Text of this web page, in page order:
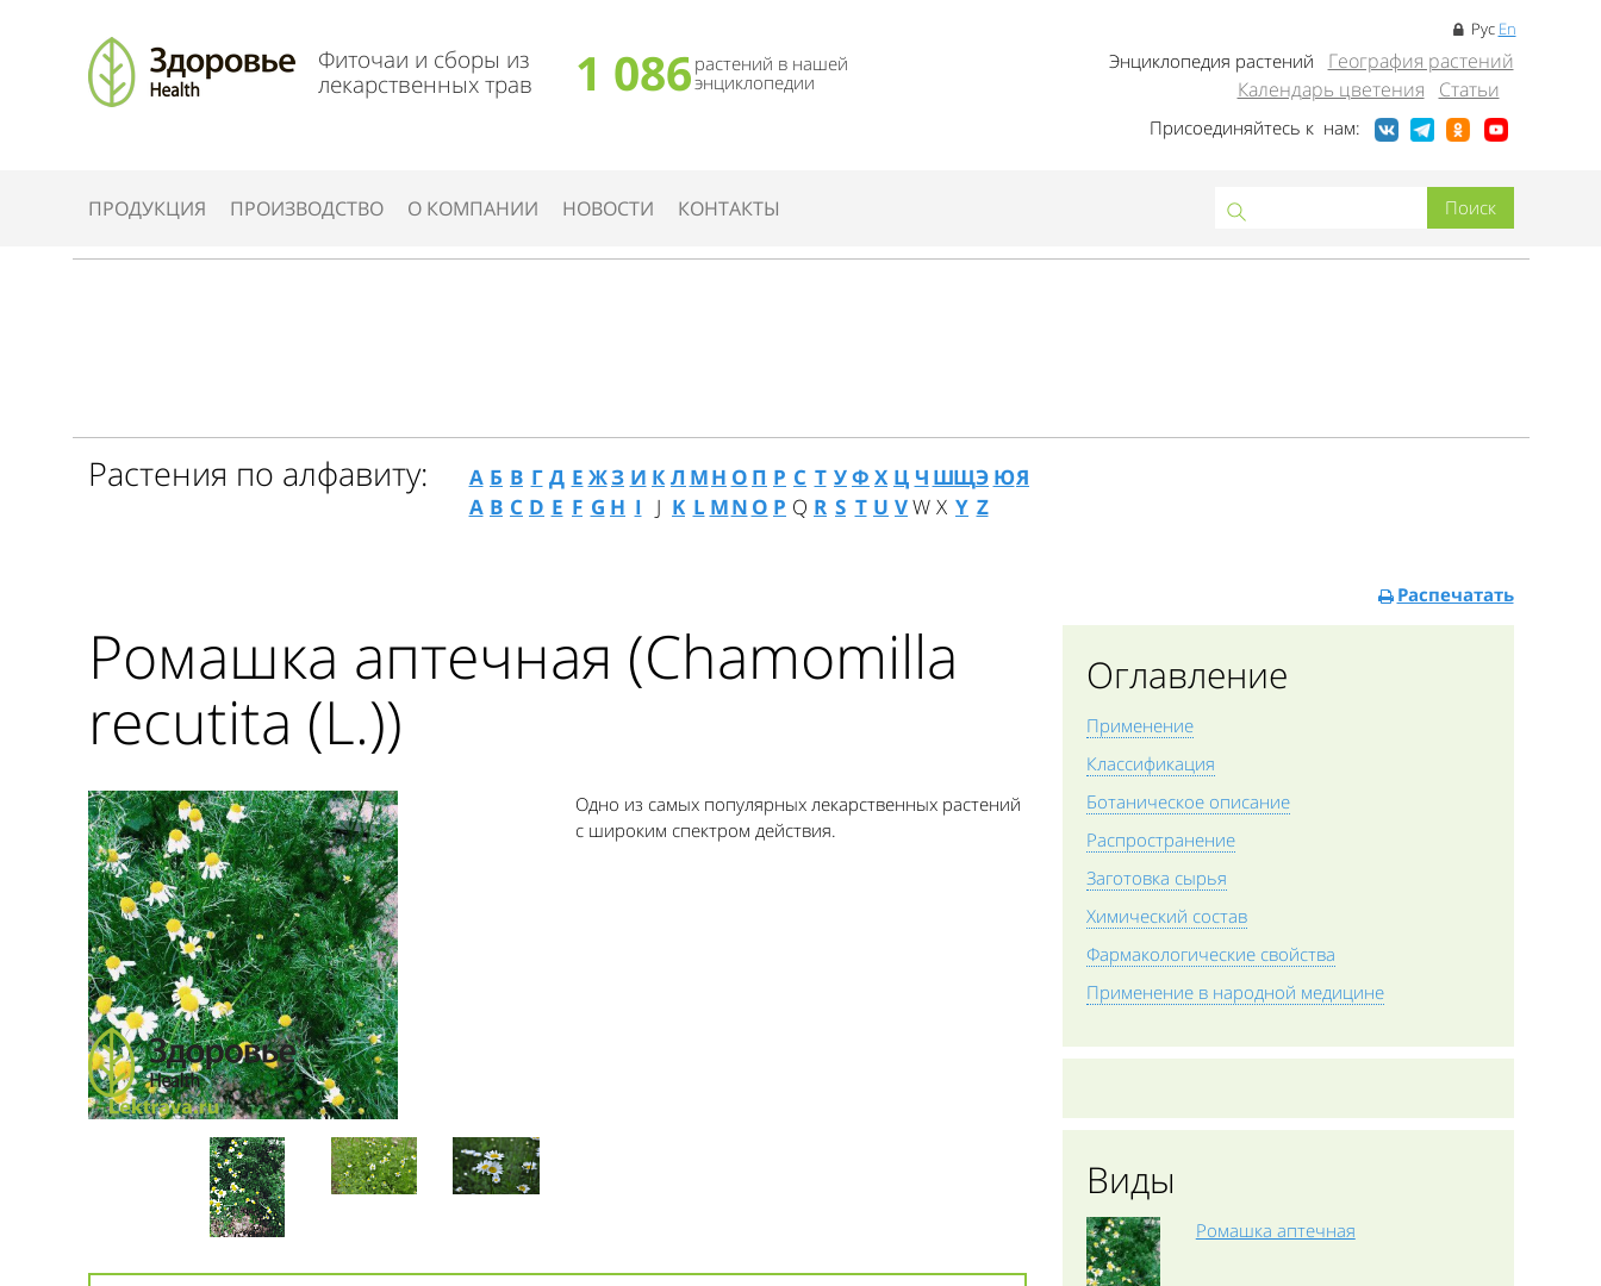
Фиточаи и сборы из
лекарственных трав
1 086 растений в нашей
энциклопедии
Рус En
Энциклопедия растений
География растений
Календарь цветения
Статьи
Присоединяйтесь к нам:
ПРОДУКЦИЯ ПРОИЗВОДСТВО О КОМПАНИИ НОВОСТИ КОНТАКТЫ
Растения по алфавиту: А Б В Г Д Е ЖЗ И К Л МН О П Р С Т УФ Х Ц Ч ШЩЭ ЮЯ
A B C D E F G H I J K L MN O P Q R S T U VW X Y Z
Ромашка аптечная (Chamomilla
recutita (L.))
Одно из самых популярных лекарственных растений
с широким спектром действия.
Распечатать
Оглавление
Применение
Классификация
Ботаническое описание
Распространение
Заготовка сырья
Химический состав
Фармакологические свойства
Применение в народной медицине
Виды
Ромашка аптечная